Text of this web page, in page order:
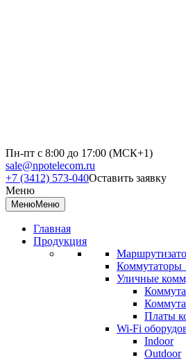
Пн-пт с 8:00 до 17:00 (МСК+1)
sale@npotelecom.ru
+7 (3412) 573-040Оставить заявку
Меню
МенюМеню
Главная
Продукция
Уличные
Платы
Wi-Fi
Indoor
Outdoor